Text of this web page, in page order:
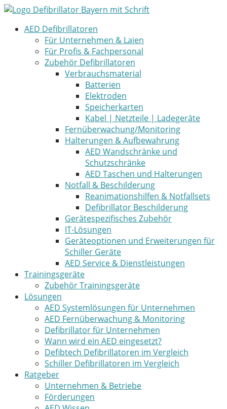
Zum
springenAED Defibrillatoren
Für Unternehmen & Laien
Für Profis & Fachpersonal
Zubehör Defibrillatoren
Verbrauchsmaterial
Batterien
Elektroden
Speicherkarten
Kabel | Netzteile | Ladegeräte
Fernüberwachung/Monitoring
Halterungen & Aufbewahrung
AED Wandschränke und
Schutzschränke
AED Taschen und Halterungen
Notfall & Beschilderung
Reanimationshilfen & Notfallsets
Defibrillator Beschilderung
Gerätespezifisches Zubehör
IT-Lösungen
Geräteoptionen und Erweiterungen für
Schiller Geräte
AED Service & Dienstleistungen
Trainingsgeräte
Zubehör Trainingsgeräte
Lösungen
AED Systemlösungen für Unternehmen
AED Fernüberwachung & Monitoring
Defibrillator für Unternehmen
Wann wird ein AED eingesetzt?
Defibtech Defibrillatoren im Vergleich
Schiller Defibrillatoren im Vergleich
Ratgeber
Unternehmen & Betriebe
Förderungen